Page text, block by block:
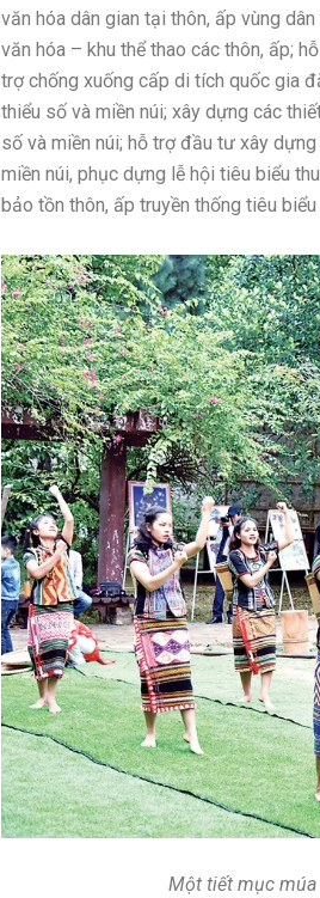
văn hóa dân gian tại thôn, ấp vùng
văn hóa – khu thể thao các thôn, ấp;
trợ chống xuống cấp di tích quốc gia
thiểu số và miền núi; xây dựng các
số và miền núi; hỗ trợ đầu tư xây
miền núi, phục dựng lễ hội tiêu biểu
bảo tồn thôn, ấp truyền thống tiêu
Một tiết mục